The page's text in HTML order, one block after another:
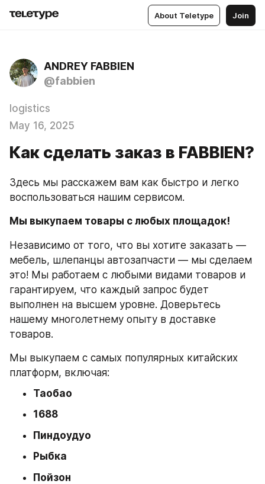
About Teletype Join
ANDREY FABBIEN
@fabbien
logistics
May 16, 2025
Как сделать заказ в FABBIEN?
Здесь мы расскажем вам как быстро и легко
воспользоваться нашим сервисом.
Мы выкупаем товары с любых площадок!
Независимо от того, что вы хотите заказать —
мебель, шлепанцы автозапчасти — мы сделаем
это! Мы работаем с любыми видами товаров и
гарантируем, что каждый запрос будет
выполнен на высшем уровне. Доверьтесь
нашему многолетнему опыту в доставке
товаров.
Мы выкупаем с самых популярных китайских
платформ, включая:
Таобао
1688
Пиндоудуо
Рыбка
Пойзон